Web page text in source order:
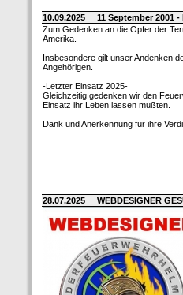
10.09.2025
11 September 2001
Zum Gedenken an die Opfer der
Amerika.
Insbesondere gilt unser Andenken
Angehörigen.
-Letzter Einsatz 2025-
Gleichzeitig gedenken wir den
Einsatz ihr Leben lassen mußten.
Dank und Anerkennung für ihre
28.07.2025 WEBDESIGNER